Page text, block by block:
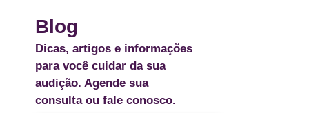
Blog
Dicas, artigos e informações
para você cuidar da sua
audição. Agende sua
consulta ou fale conosco.